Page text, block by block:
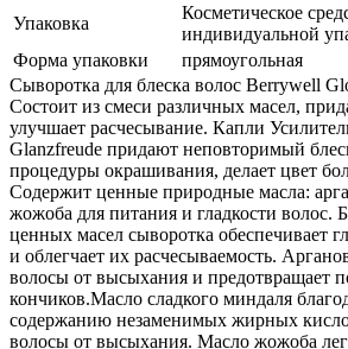
Упаковка
Косметическое
индивидуальной
Форма упаковки
прямоугольная
Сыворотка для блеска волос Berrywell
Состоит из смеси различных масел,
улучшает расчесывание. Капли
Glanzfreude придают неповторимый
процедуры окрашивания, делает цвет
Содержит ценные природные масла:
жожоба для питания и гладкости волос.
ценных масел сыворотка обеспечивает
и облегчает их расчесываемость.
волосы от высыхания и предотвращает
кончиков.Масло сладкого миндаля
содержанию незаменимых жирных
волосы от высыхания. Масло жожоба